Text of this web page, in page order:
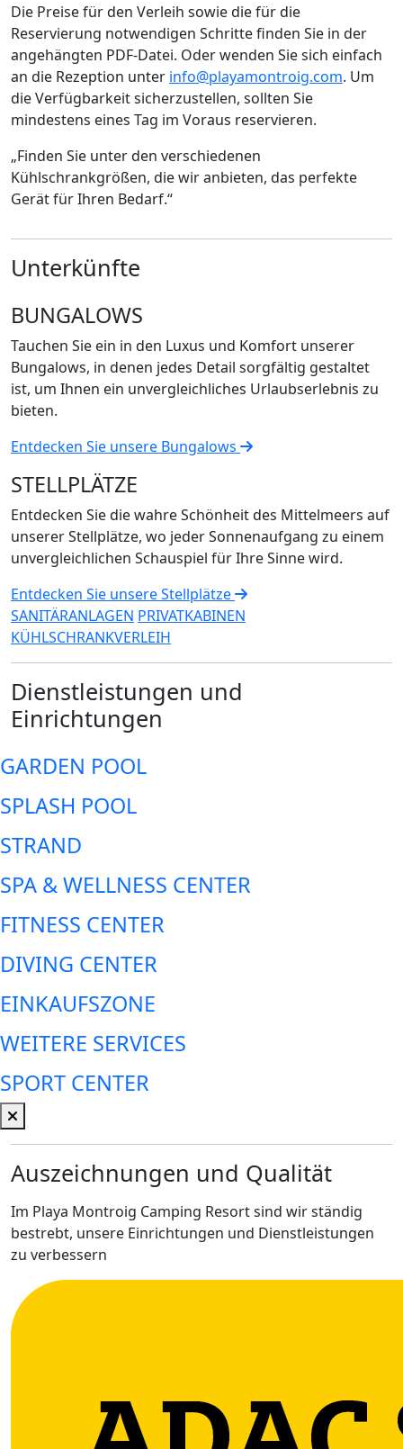
Die Preise für den Verleih sowie die für die
Reservierung notwendigen Schritte finden Sie in der
angehängten PDF-Datei. Oder wenden Sie sich einfach
an die Rezeption unter info@playamontroig.com. Um
die Verfügbarkeit sicherzustellen, sollten Sie
mindestens eines Tag im Voraus reservieren.
„Finden Sie unter den verschiedenen
Kühlschrankgrößen, die wir anbieten, das perfekte
Gerät für Ihren Bedarf.“
Unterkünfte
BUNGALOWS
Tauchen Sie ein in den Luxus und Komfort unserer
Bungalows, in denen jedes Detail sorgfältig gestaltet
ist, um Ihnen ein unvergleichliches Urlaubserlebnis zu
bieten.
Entdecken Sie unsere Bungalows
STELLPLÄTZE
Entdecken Sie die wahre Schönheit des Mittelmeers auf
unserer Stellplätze, wo jeder Sonnenaufgang zu einem
unvergleichlichen Schauspiel für Ihre Sinne wird.
Entdecken Sie unsere Stellplätze
SANITÄRANLAGEN PRIVATKABINEN
KÜHLSCHRANKVERLEIH
Dienstleistungen und
Einrichtungen
GARDEN POOL
SPLASH POOL
STRAND
SPA & WELLNESS CENTER
FITNESS CENTER
DIVING CENTER
EINKAUFSZONE
WEITERE SERVICES
SPORT CENTER
Auszeichnungen und Qualität
Im Playa Montroig Camping Resort sind wir ständig
bestrebt, unsere Einrichtungen und Dienstleistungen
zu verbessern